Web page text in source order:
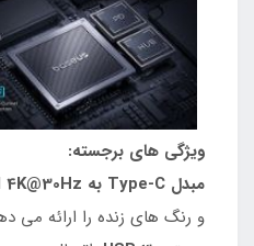
ویژگی های برجسته:
مبدل Type-C به HDMI 4K@30Hz:
و رنگ های زنده را ارائه می